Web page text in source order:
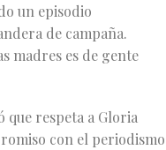
un episodio
de campaña.
madres es de gente
que respeta a Gloria
con el periodismo